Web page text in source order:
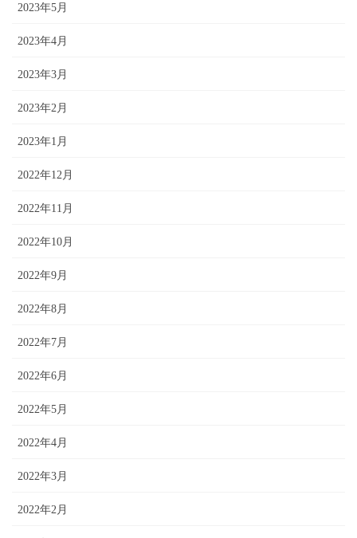
2023年5月
2023年4月
2023年3月
2023年2月
2023年1月
2022年12月
2022年11月
2022年10月
2022年9月
2022年8月
2022年7月
2022年6月
2022年5月
2022年4月
2022年3月
2022年2月